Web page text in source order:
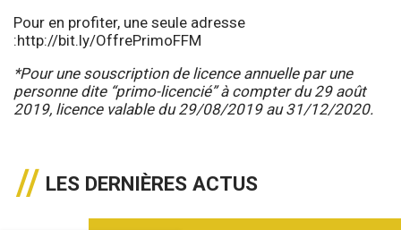
Pour en profiter, une seule adresse
:http://bit.ly/OffrePrimoFFM
*Pour une souscription de licence annuelle par une
personne dite “primo-licencié” à compter du 29 août
2019, licence valable du 29/08/2019 au 31/12/2020.
LES DERNIÈRES ACTUS